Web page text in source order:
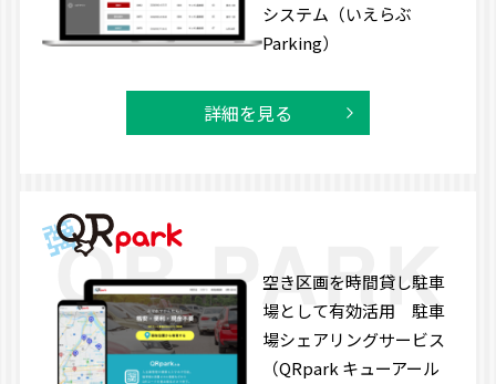
システム（いえらぶ
Parking）
詳細を見る
空き区画を時間貸し駐車
場として有効活用 駐車
場シェアリングサービス
（QRpark キューアール